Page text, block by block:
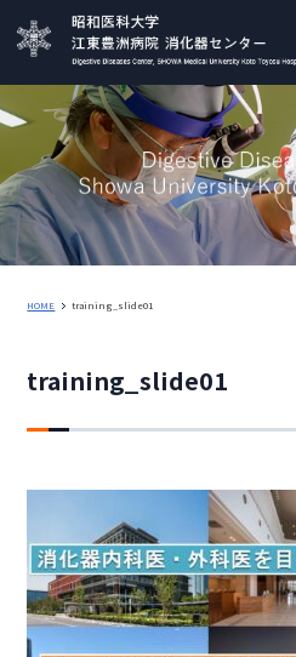
HOME training_slide01
training_slide01